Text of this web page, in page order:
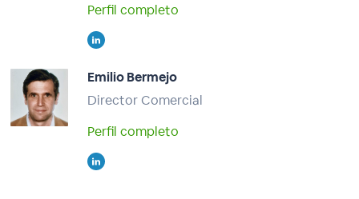
Perfil completo
Emilio Bermejo
Director Comercial
Perfil completo